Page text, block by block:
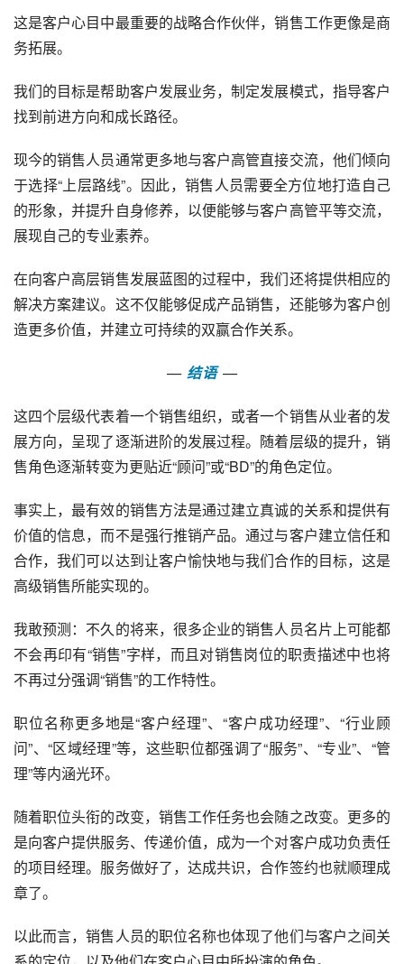
这是客户心目中最重要的战略合作伙伴，销售工作更像是商
务拓展。
我们的目标是帮助客户发展业务，制定发展模式，指导客户
找到前进方向和成长路径。
现今的销售人员通常更多地与客户高管直接交流，他们倾向
于选择“上层路线”。因此，销售人员需要全方位地打造自己
的形象，并提升自身修养，以便能够与客户高管平等交流，
展现自己的专业素养。
在向客户高层销售发展蓝图的过程中，我们还将提供相应的
解决方案建议。这不仅能够促成产品销售，还能够为客户创
造更多价值，并建立可持续的双赢合作关系。
— 结语 —
这四个层级代表着一个销售组织，或者一个销售从业者的发
展方向，呈现了逐渐进阶的发展过程。随着层级的提升，销
售角色逐渐转变为更贴近“顾问”或“BD”的角色定位。
事实上，最有效的销售方法是通过建立真诚的关系和提供有
价值的信息，而不是强行推销产品。通过与客户建立信任和
合作，我们可以达到让客户愉快地与我们合作的目标，这是
高级销售所能实现的。
我敢预测：不久的将来，很多企业的销售人员名片上可能都
不会再印有“销售”字样，而且对销售岗位的职责描述中也将
不再过分强调“销售”的工作特性。
职位名称更多地是“客户经理”、“客户成功经理”、“行业顾
问”、“区域经理”等，这些职位都强调了“服务”、“专业”、“管
理”等内涵光环。
随着职位头衔的改变，销售工作任务也会随之改变。更多的
是向客户提供服务、传递价值，成为一个对客户成功负责任
的项目经理。服务做好了，达成共识，合作签约也就顺理成
章了。
以此而言，销售人员的职位名称也体现了他们与客户之间关